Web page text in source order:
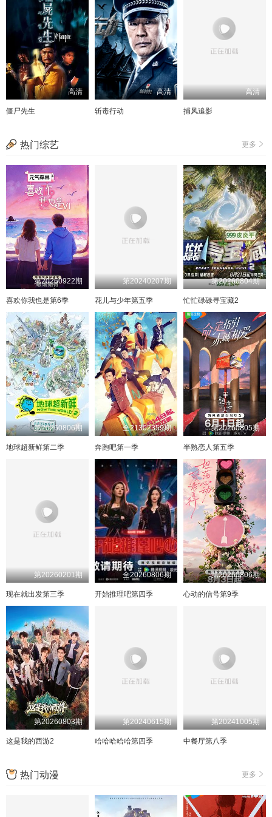
高清
僵尸先生
高清
斩毒行动
高清
捕风追影
更多
热门综艺
第20260922期
喜欢你我也是第6季
第20240207期
花儿与少年第五季
第20260804期
忙忙碌碌寻宝藏2
第20260806期
地球超新鲜第二季
全21302359期
奔跑吧第一季
第20260805期
半熟恋人第五季
第20260201期
现在就出发第三季
全20260806期
开始推理吧第四季
第20260806期
心动的信号第9季
第20260803期
这是我的西游2
第20240615期
哈哈哈哈哈第四季
第20241005期
中餐厅第八季
更多
热门动漫